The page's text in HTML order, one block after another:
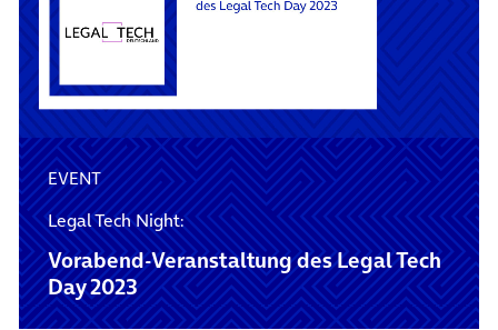
EVENT
Legal Tech Night:
Vorabend-Veranstaltung des Legal Tech
Day 2023